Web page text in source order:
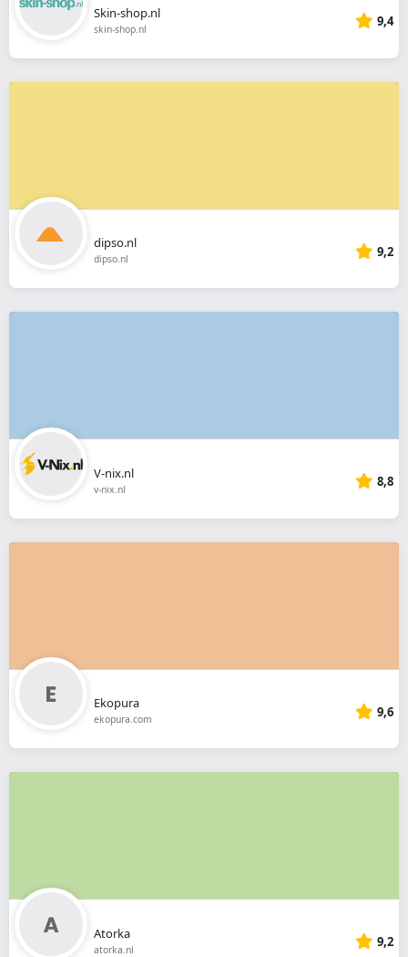
Skin-shop.nl
skin-shop.nl 9,4
dipso.nl
dipso.nl 9,2
V-nix.nl
v-nix.nl 8,8
Ekopura
ekopura.com 9,6
Atorka
atorka.nl 9,2